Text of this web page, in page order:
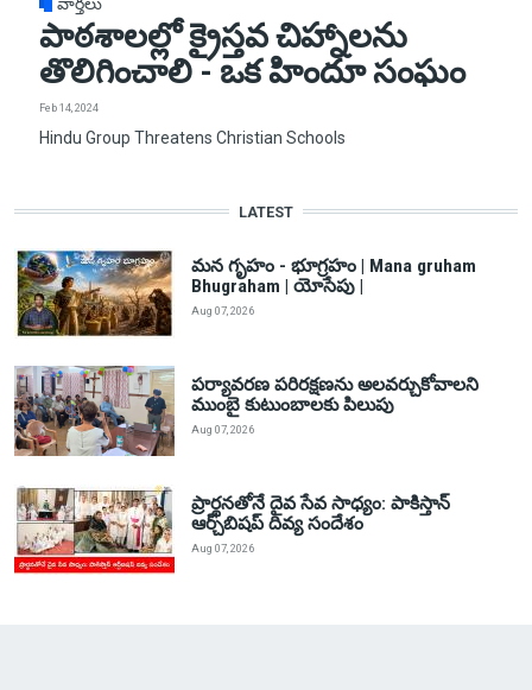
పాఠశాలల్లో క్రైస్తవ చిహ్నాలను
తొలిగించాలి - ఒక హిందూ సంఘం
Feb 14, 2024
Hindu Group Threatens Christian Schools
LATEST
మన గృహం - భూగ్రహం | Mana gruham
Bhugraham | యోసేపు |
Aug 07, 2026
పర్యావరణ పరిరక్షణను అలవర్చుకోవాలని
ముంబై కుటుంబాలకు పిలుపు
Aug 07, 2026
ప్రార్థనతోనే దైవ సేవ సాధ్యం: పాకిస్తాన్‌
ఆర్చ్‌బిషప్ దివ్య సందేశం
Aug 07, 2026